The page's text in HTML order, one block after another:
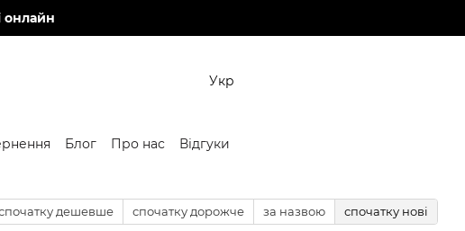
онлайн
Укр
Блог Про нас Відгуки
дешевше спочатку дорожче за назвою спочатку нові